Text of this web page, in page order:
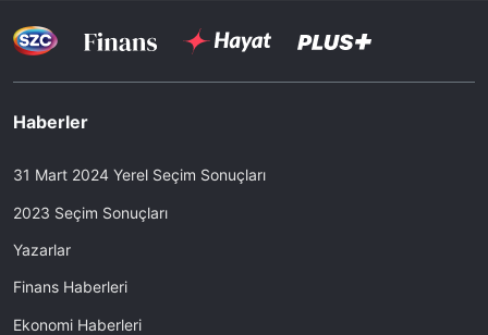
Haberler
31 Mart 2024 Yerel Seçim Sonuçları
2023 Seçim Sonuçları
Yazarlar
Finans Haberleri
Ekonomi Haberleri